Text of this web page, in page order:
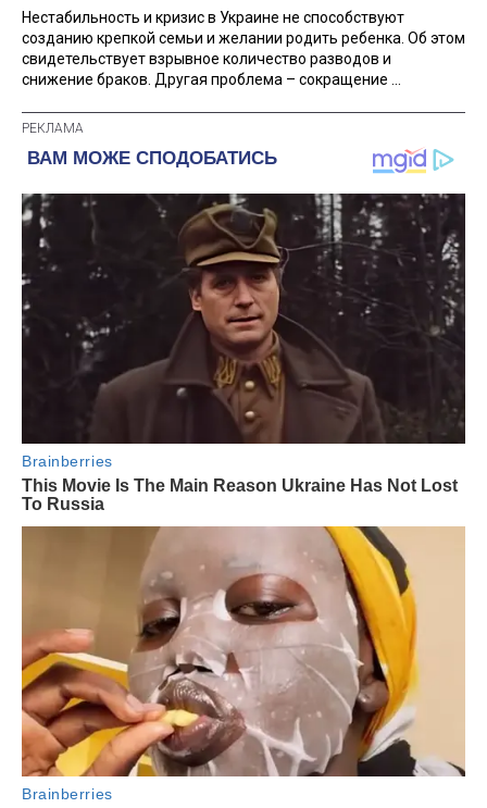
Нестабильность и кризис в Украине не способствуют
созданию крепкой семьи и желании родить ребенка. Об этом
свидетельствует взрывное количество разводов и
снижение браков. Другая проблема – сокращение ...